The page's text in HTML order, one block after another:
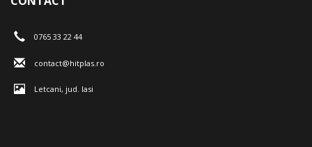
0765 33 22 44
contact@hitplas.ro
Letcani, jud. Iasi